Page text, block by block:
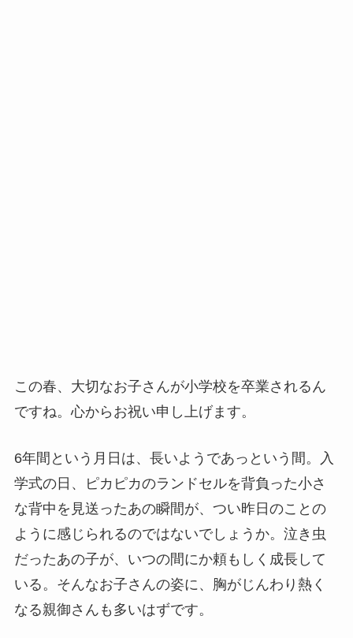
この春、大切なお子さんが小学校を卒業されるん
ですね。心からお祝い申し上げます。
6年間という月日は、長いようであっという間。入
学式の日、ピカピカのランドセルを背負った小さ
な背中を見送ったあの瞬間が、つい昨日のことの
ように感じられるのではないでしょうか。泣き虫
だったあの子が、いつの間にか頼もしく成長して
いる。そんなお子さんの姿に、胸がじんわり熱く
なる親御さんも多いはずです。